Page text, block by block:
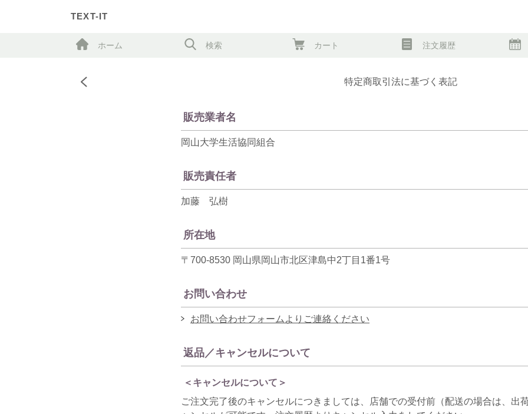
TEXT-IT
ホーム 検索 カート 注文履歴
特定商取引法に基づく表記
販売業者名
岡山大学生活協同組合
販売責任者
加藤 弘樹
所在地
〒700-8530 岡山県岡山市北区津島中2丁目1番1号
お問い合わせ
お問い合わせフォームよりご連絡ください
返品／キャンセルについて
＜キャンセルについて＞
ご注文完了後のキャンセルにつきましては、店舗での受付前（配送の場合は、出